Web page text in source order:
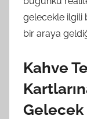
gelecekle ilgili
bir araya
Kahve